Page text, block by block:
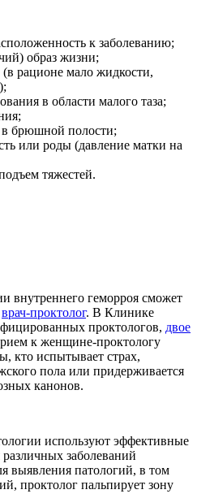
к заболеванию;
образ жизни;
рационе мало жидкости,
в области малого таза;
брюшной полости;
или роды (давление матки на
тяжестей.
внутреннего геморроя сможет
врач-проктолог. В Клинике
проктологов, двое
к женщине-проктологу
кто испытывает страх,
пола или придерживается
канонов.
используют эффективные
заболеваний
выявления патологий, в том
проктолог пальпирует зону